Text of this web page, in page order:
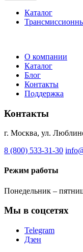
Каталог
О компании
Каталог
Блог
Контакты
Поддержка
Контакты
г. Москва, ул.
8 (800) 533-31-30
Режим работы
Понедельник –
Мы в соцсетях
Telegram
Дзен